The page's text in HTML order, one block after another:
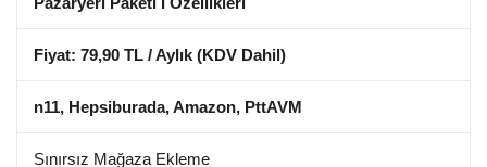
Fiyat: 79,90 TL / Aylık (KDV Dahil)
n11, Hepsiburada, Amazon, PttAVM
Sınırsız Mağaza Ekleme